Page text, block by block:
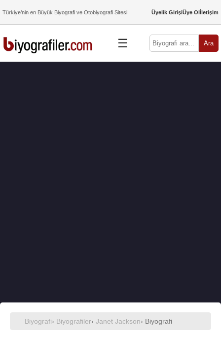
Türkiye’nin en Büyük Biyografi ve Otobiyografi Sitesi Üyelik GirişiÜye Olİletişim
☰ Ara
Biyografi› Biyografiler› Janet Jackson› Biyografi